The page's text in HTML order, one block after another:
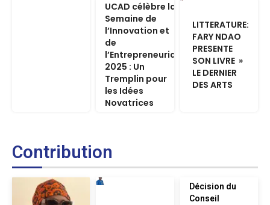
UCAD célèbre la
Semaine de
l’Innovation et
de
l’Entrepreneuriat
2025 : Un
Tremplin pour
les Idées
Novatrices
LITTERATURE:
FARY NDAO
PRESENTE
SON LIVRE »
LE DERNIER
DES ARTS
Contribution
Décision du
Conseil